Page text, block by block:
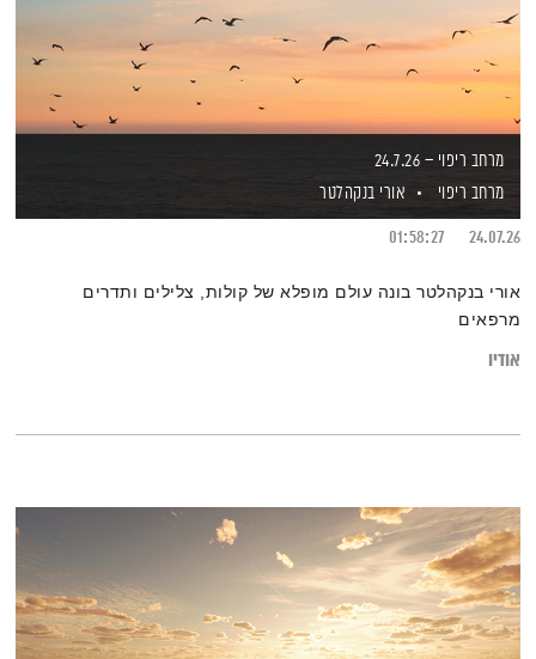
מרחב ריפוי – 24.7.26
מרחב ריפוי
אורי בנקהלטר
24.07.26
01:58:27
אורי בנקהלטר בונה עולם מופלא של קולות, צלילים ותדרים
מרפאים
אודיו